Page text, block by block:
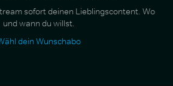
sofort deinen Lieblingscontent. Wo
und wann du willst.
dein Wunschabo